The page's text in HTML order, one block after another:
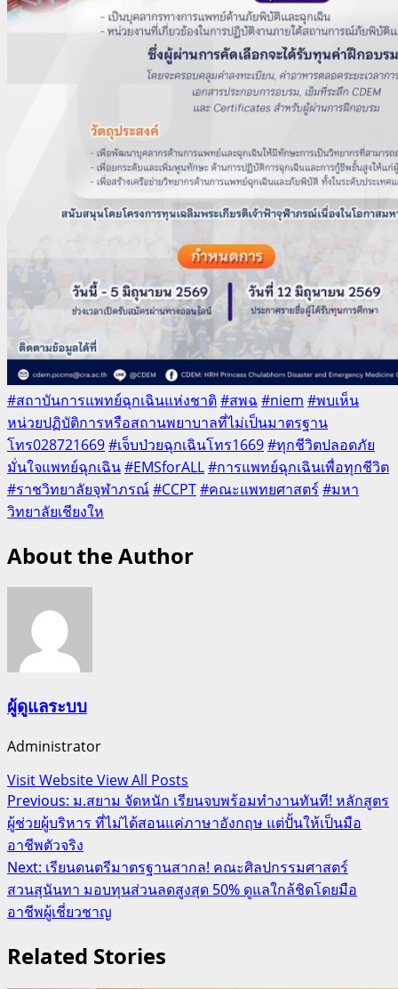
#สถาบันการแพทย์ฉุกเฉินแห่งชาติ#สพฉ #niem #พบเห็น
หน่วยปฏิบัติการหรือสถานพยาบาลที่ไม่เป็นมาตรฐาน
โทร028721669#เจ็บป่วยฉุกเฉินโทร1669#ทุกชีวิตปลอดภัย
มั่นใจแพทย์ฉุกเฉิน#EMSforALL#การแพทย์ฉุกเฉินเพื่อทุกชีวิต
#ราชวิทยาลัยจุฬาภรณ์#CCPT#คณะแพทยศาสตร์#มหา
วิทยาลัยเชียงให
About the Author
ผู้ดูแลระบบ
Administrator
Visit WebsiteView All Posts
Post
navigation
Previous: ม.สยาม จัดหนัก เรียนจบพร้อมทำงานทันที! หลักสูตร
ผู้ช่วยผู้บริหาร ที่ไม่ได้สอนแค่ภาษาอังกฤษ แต่ปั้นให้เป็นมือ
อาชีพตัวจริง
Next: เรียนดนตรีมาตรฐานสากล! คณะศิลปกรรมศาสตร์
สวนสุนันทา มอบทุนส่วนลดสูงสุด 50% ดูแลใกล้ชิดโดยมือ
อาชีพผู้เชี่ยวชาญ
Related Stories